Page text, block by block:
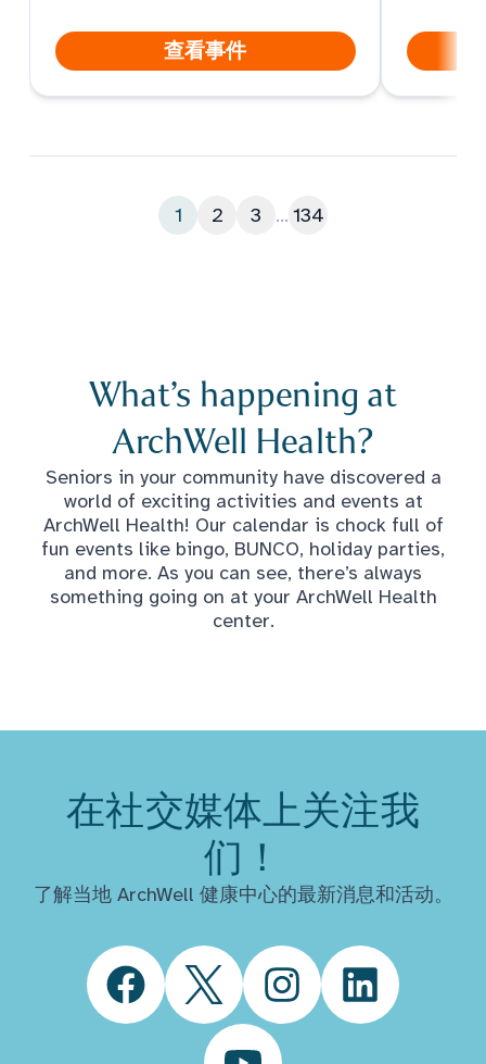
查看事件
1 2 3 ... 134
What’s happening at
ArchWell Health?
Seniors in your community have discovered a
world of exciting activities and events at
ArchWell Health! Our calendar is chock full of
fun events like bingo, BUNCO, holiday parties,
and more. As you can see, there’s always
something going on at your ArchWell Health
center.
在社交媒体上关注我
们！
了解当地 ArchWell 健康中心的最新消息和活动。
FacebookTwitter InstagramLinkedIn
YouTube